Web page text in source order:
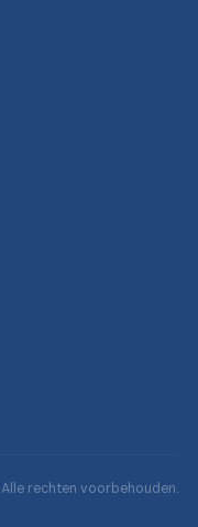
Alle rechten voorbehouden.